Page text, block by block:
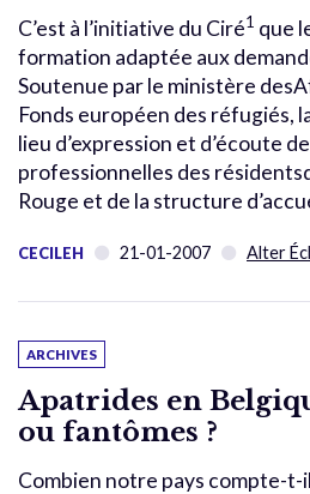
C’est à l’initiative du Ciré1 que
formation adaptée aux
Soutenue par le ministère
Fonds européen des réfugiés,
lieu d’expression et d’écoute
professionnelles des
Rouge et de la structure
CECILEH 21-01-2007 Alter
ARCHIVES
Apatrides en
ou fantômes ?
Combien notre pays compte-t-